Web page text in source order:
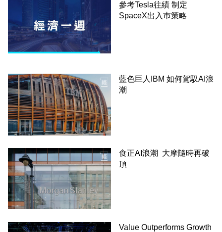
參考Tesla往績 制定
SpaceX出入巿策略
藍色巨人IBM 如何駕馭AI浪
潮
食正AI浪潮 大摩隨時再破
頂
Value Outperforms Growth